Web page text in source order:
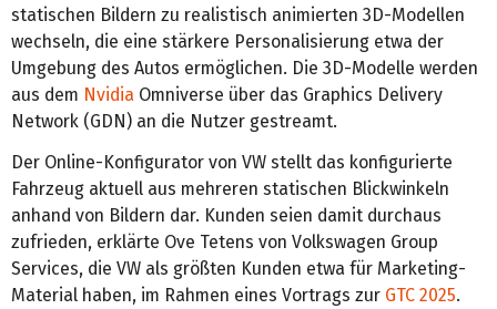
statischen Bildern zu realistisch animierten 3D-Modellen
wechseln, die eine stärkere Personalisierung etwa der
Umgebung des Autos ermöglichen. Die 3D-Modelle werden
aus dem Nvidia Omniverse über das Graphics Delivery
Network (GDN) an die Nutzer gestreamt.
Der Online-Konfigurator von VW stellt das konfigurierte
Fahrzeug aktuell aus mehreren statischen Blickwinkeln
anhand von Bildern dar. Kunden seien damit durchaus
zufrieden, erklärte Ove Tetens von Volkswagen Group
Services, die VW als größten Kunden etwa für Marketing-
Material haben, im Rahmen eines Vortrags zur GTC 2025.